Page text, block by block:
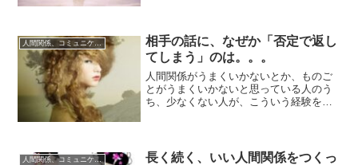
人間関係、コミュニケーション
相手の話に、なぜか「否定で返し
てしまう」のは。。。
人間関係がうまくいかないとか、ものご
とがうまくいかないと思っている人のう
ち、少なくない人が、こういう経験をし
人間関係、コミュニケーション
長く続く、いい人間関係をつくっ